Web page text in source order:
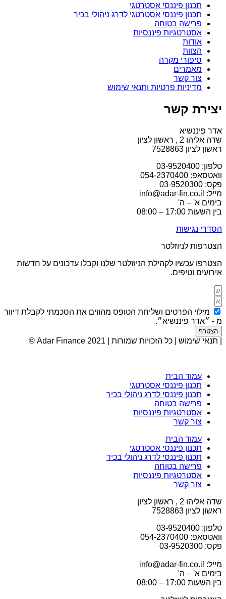
תכנון פיננסי אסטרטגי
תכנון פיננסי אסטרטגי לדרג ניהולי בכיר
פרישה בטוחה
אסטרטגיות פיננסיות
אודות
הצוות
סיפורי מקרה
מאמרים
צור קשר
מדיניות פרטיות ותנאי שימוש
יצירת קשר
אדר פיננשיא
שדה אליהו 2 , ראשון לציון
ראשון לציון 7528863
טלפון: 03-9520400
וואטסאפ: 054-2370400
פקס: 03-9520300
מייל: info@adar-fin.co.il
בימים א' – ה'
בין השעות 17:00 – 08:00
הסדרי נגישות
הצטרפות לניוזלטר
הצטרפו עכשיו לקהילת הניוזלטר שלנו וקבלו עדכונים על חדשות
אירועים וטיפים.
מילוי הפרטים ושליחת הטופס מהווים את הסכמתי לקבלת דיוור
מ - ״אדר פיננשיא״.
הצטרף
| תנאי שימוש | כל הזכויות שמורות | Adar Finance 2021 ©
עמוד הבית
תכנון פיננסי אסטרטגי
תכנון פיננסי לדרג ניהולי בכיר
פרישה בטוחה
אסטרטגיות פיננסיות
צור קשר
עמוד הבית
תכנון פיננסי אסטרטגי
תכנון פיננסי לדרג ניהולי בכיר
פרישה בטוחה
אסטרטגיות פיננסיות
צור קשר
שדה אליהו 2 , ראשון לציון
ראשון לציון 7528863
טלפון: 03-9520400
וואטסאפ: 054-2370400
פקס: 03-9520300
מייל: info@adar-fin.co.il
בימים א' – ה'
בין השעות 17:00 – 08:00